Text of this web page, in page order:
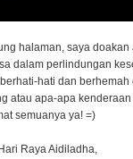
halaman, saya doakan
dalam perlindungan
hati dan berhemah
atau apa-apa
semuanya ya! =)
Raya Aidiladha,